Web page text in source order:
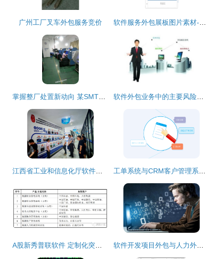
广州工厂叉车外包服务竞价 软件服务外包展板图片素材-编号03111169-
掌握整厂处置新动向 某SMT贴片与AI插件工厂整体转让信息 软件外包业务中的主要风险及应对策略
江西省工业和信息化厅软件服务业处调研组深入宜春学院大数据与人工智能现代产业学院开展专题调研 工单系统与CRM客户管理系统的主要区别及软件外包服务运用详解
A股新秀普联软件 定制化突围，大象起舞的软件外包新篇章 软件开发项目外包与人力外包的区别及外包服务选择指南